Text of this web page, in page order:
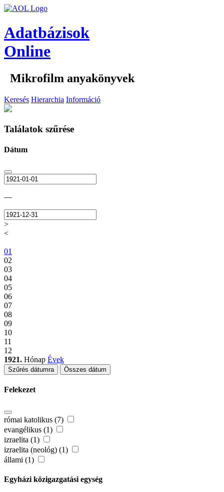
Adatbázisok
Online
Mikrofilm anyakönyvek
Keresés Hierarchia Információ
Találatok szűrése
Dátum
—
>
<
01
02
03
04
05
06
07
08
09
10
11
12
1921. Hónap Évek
Szűrés dátumra Összes dátum
Felekezet
római katolikus (7)
evangélikus (1)
izraelita (1)
izraelita (neológ) (1)
állami (1)
Egyházi közigazgatási egység